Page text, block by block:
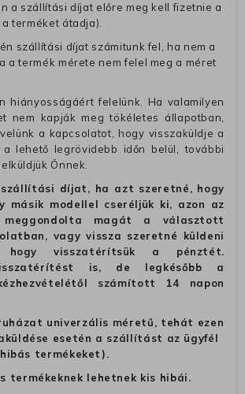
a szállítási díjat előre meg kell fizetnie a
terméket átadja).
szállítási díjat számitunk fel, ha nem a
a termék mérete nem felel meg a méret
hiányosságáért felelünk. Ha valamilyen
nem kapják meg tökéletes állapotban,
a kapcsolatot, hogy visszaküldje a
lehető legrövidebb időn belül, további
Önnek.
díjat, ha azt szeretné, hogy
másik modellel cseréljük ki, azon az
meggondolta magát a választott
vagy vissza szeretné küldeni
visszatérítsük a pénztét.
is, de legkésőbb a
számított 14 napon
ruházat univerzális méretű, tehát ezen
esetén a szállítást az ügyfél
termékeket).
termékeknek lehetnek kis hibái.